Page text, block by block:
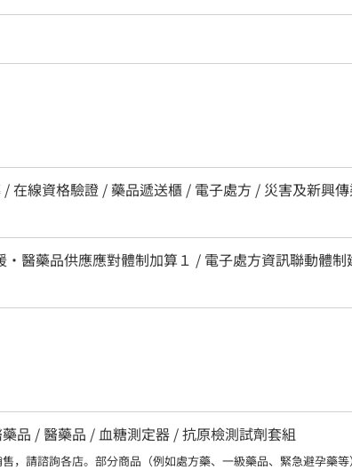
在線資格驗證 / 藥品遞送櫃 / 電子處方 / 災害及新興
・醫藥品供應應對體制加算１ / 電子處方資訊聯動體
品 / 醫藥品 / 血糖測定器 / 抗原檢測試劑套組
，請諮詢各店。部分商品（例如處方藥、一級藥品、緊急避孕藥等